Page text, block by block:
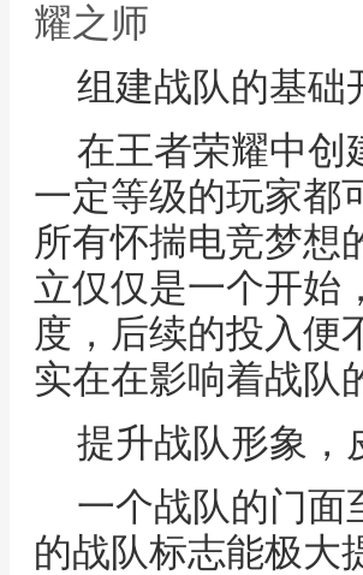
耀之师
组建战队的基础
在王者荣耀中创
一定等级的玩家都
所有怀揣电竞梦想
立仅仅是一个开始
度，后续的投入便
实在在影响着战队
提升战队形象，
一个战队的门面
的战队标志能极大